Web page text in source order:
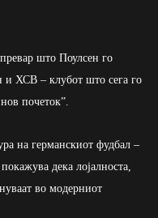
што Поулсен го
и ХСВ – клубот што сега го
почеток”.
на германскиот фудбал –
дека лојалноста,
во модерниот